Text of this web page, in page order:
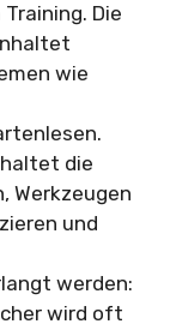
Die
wie
die
Werkzeugen
und
werden:
wird oft